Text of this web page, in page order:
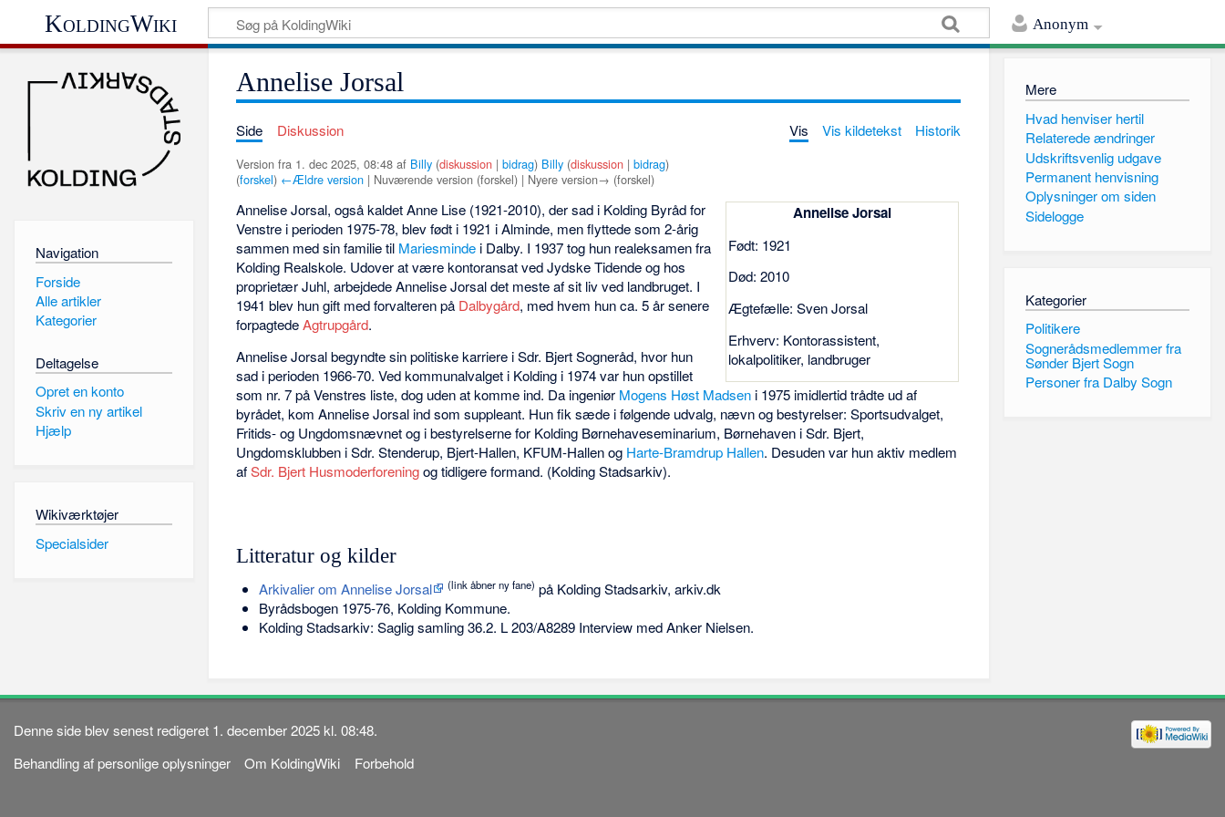
Anonym
KoldingWiki
Annelise Jorsal
Side Diskussion Vis Vis kildetekst Historik
Version fra 1. dec 2025, 08:48 af Billy (diskussion |bidrag) Billy (diskussion |bidrag)
(forskel) ←Ældre version | Nuværende version (forskel) | Nyere version→ (forskel)
Annelise Jorsal
Født: 1921
Død: 2010
Ægtefælle: Sven Jorsal
Erhverv: Kontorassistent,
lokalpolitiker, landbruger
Annelise Jorsal, også kaldet Anne Lise (1921-2010), der sad i Kolding Byråd for
Venstre i perioden 1975-78, blev født i 1921 i Alminde, men flyttede som 2-årig
sammen med sin familie til Mariesminde i Dalby. I 1937 tog hun realeksamen fra
Kolding Realskole. Udover at være kontoransat ved Jydske Tidende og hos
proprietær Juhl, arbejdede Annelise Jorsal det meste af sit liv ved landbruget. I
1941 blev hun gift med forvalteren på Dalbygård, med hvem hun ca. 5 år senere
forpagtedeAgtrupgård.
Annelise Jorsal begyndte sin politiske karriere i Sdr. Bjert Sogneråd, hvor hun
sad i perioden 1966-70. Ved kommunalvalget i Kolding i 1974 var hun opstillet
som nr. 7 på Venstres liste, dog uden at komme ind. Da ingeniør Mogens Høst Madsen i 1975 imidlertid trådte ud af
byrådet, kom Annelise Jorsal ind som suppleant. Hun fik sæde i følgende udvalg, nævn og bestyrelser: Sportsudvalget,
Fritids- og Ungdomsnævnet og i bestyrelserne for Kolding Børnehaveseminarium, Børnehaven i Sdr. Bjert,
Ungdomsklubben i Sdr. Stenderup, Bjert-Hallen, KFUM-Hallen og Harte-Bramdrup Hallen. Desuden var hun aktiv medlem
afSdr. Bjert Husmoderforeningog tidligere formand. (Kolding Stadsarkiv).
Litteratur og kilder
Arkivalier om Annelise Jorsal (link åbner ny fane) på Kolding Stadsarkiv, arkiv.dk
Byrådsbogen 1975-76, Kolding Kommune.
Kolding Stadsarkiv: Saglig samling 36.2. L 203/A8289 Interview med Anker Nielsen.
Navigation
Forside
Alle artikler
Kategorier
Deltagelse
Opret en konto
Skriv en ny artikel
Hjælp
Wikiværktøjer
Specialsider
Mere
Hvad henviser hertil
Relaterede ændringer
Udskriftsvenlig udgave
Permanent henvisning
Oplysninger om siden
Sidelogge
Kategorier
Politikere
Sognerådsmedlemmer fra
Sønder Bjert Sogn
Personer fra Dalby Sogn
Denne side blev senest redigeret 1. december 2025 kl. 08:48.
Behandling af personlige oplysninger
Om KoldingWiki Forbehold